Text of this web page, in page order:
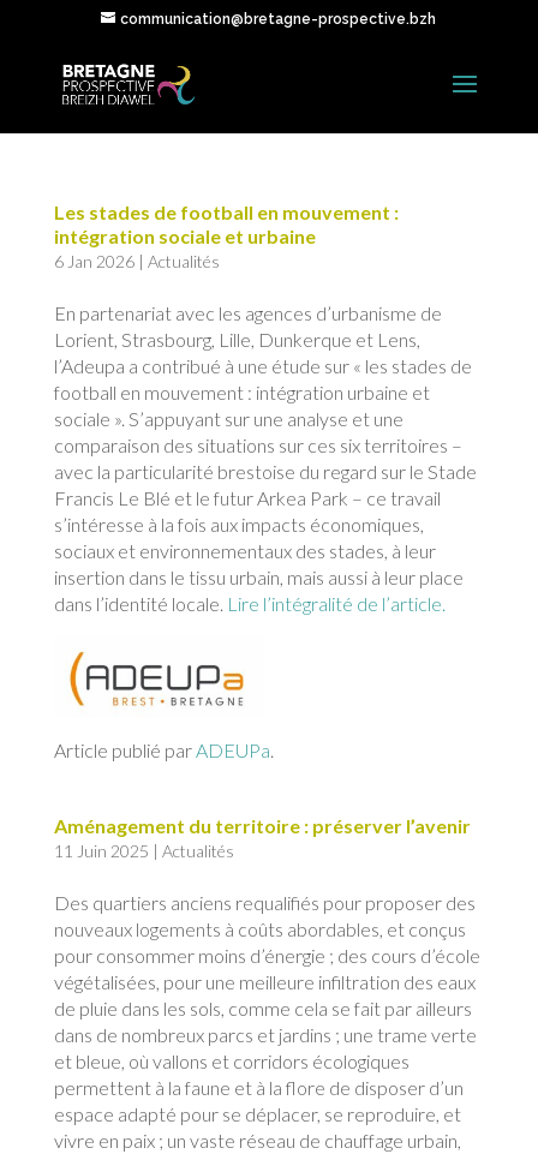
communication@bretagne-prospective.bzh
Les stades de football en mouvement :
intégration sociale et urbaine
6 Jan 2026| Actualités
En partenariat avec les agences d’urbanisme de
Lorient, Strasbourg, Lille, Dunkerque et Lens,
l’Adeupa a contribué à une étude sur « les stades de
football en mouvement : intégration urbaine et
sociale ». S’appuyant sur une analyse et une
comparaison des situations sur ces six territoires –
avec la particularité brestoise du regard sur le Stade
Francis Le Blé et le futur Arkea Park – ce travail
s’intéresse à la fois aux impacts économiques,
sociaux et environnementaux des stades, à leur
insertion dans le tissu urbain, mais aussi à leur place
dans l’identité locale. Lire l’intégralité de l’article.
Article publié parADEUPa.
Aménagement du territoire : préserver l’avenir
11 Juin 2025 | Actualités
Des quartiers anciens requalifiés pour proposer des
nouveaux logements à coûts abordables, et conçus
pour consommer moins d’énergie ; des cours d’école
végétalisées, pour une meilleure infiltration des eaux
de pluie dans les sols, comme cela se fait par ailleurs
dans de nombreux parcs et jardins ; une trame verte
et bleue, où vallons et corridors écologiques
permettent à la faune et à la flore de disposer d’un
espace adapté pour se déplacer, se reproduire, et
vivre en paix ; un vaste réseau de chauffage urbain,